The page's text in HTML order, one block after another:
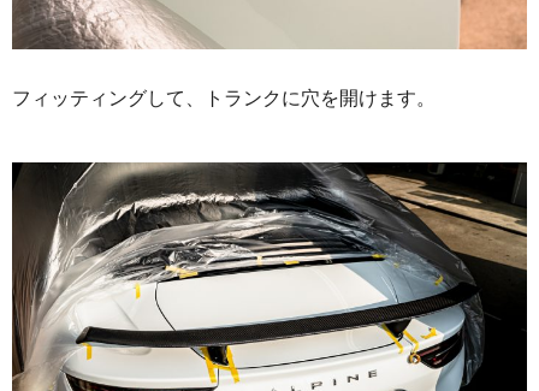
フィッティングして、トランクに穴を開けます。